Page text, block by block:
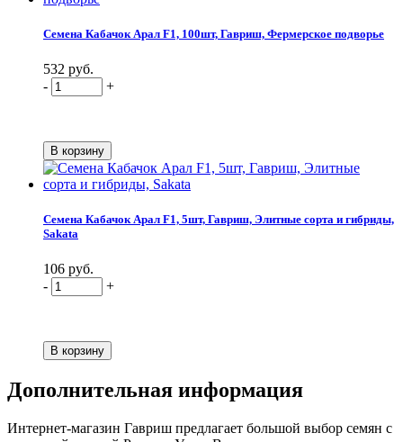
Семена Кабачок Арал F1, 100шт, Гавриш, Фермерское подворье
532 руб.
-
+
Семена Кабачок Арал F1, 5шт, Гавриш, Элитные сорта и гибриды,
Sakata
106 руб.
-
+
Дополнительная информация
Интернет-магазин Гавриш предлагает большой выбор семян с